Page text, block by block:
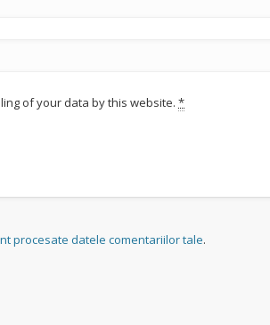
of your data by this website.*
procesate datele comentariilor tale.